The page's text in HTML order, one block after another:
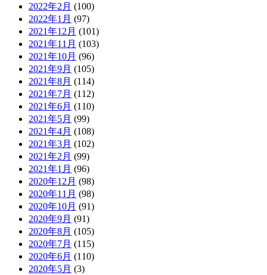
2022年2月 (100)
2022年1月 (97)
2021年12月 (101)
2021年11月 (103)
2021年10月 (96)
2021年9月 (105)
2021年8月 (114)
2021年7月 (112)
2021年6月 (110)
2021年5月 (99)
2021年4月 (108)
2021年3月 (102)
2021年2月 (99)
2021年1月 (96)
2020年12月 (98)
2020年11月 (98)
2020年10月 (91)
2020年9月 (91)
2020年8月 (105)
2020年7月 (115)
2020年6月 (110)
2020年5月 (3)